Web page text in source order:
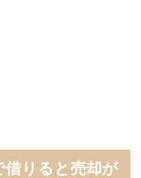
借りると売却が